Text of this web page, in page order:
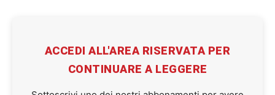
ACCEDI ALL'AREA RISERVATA PER
CONTINUARE A LEGGERE